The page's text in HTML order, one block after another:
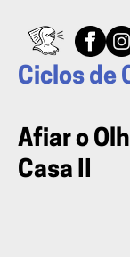
Ciclos de
Afiar o
Casa II